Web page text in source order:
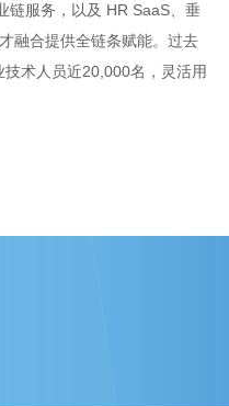
链服务，以及 HR SaaS、垂
融合提供全链条赋能。过去
术人员近20,000名，灵活用